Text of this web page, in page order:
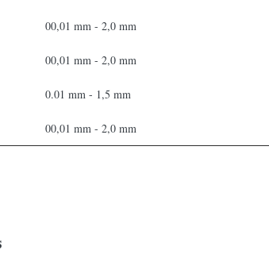
00,01 mm - 2,0 mm
00,01 mm - 2,0 mm
0.01 mm - 1,5 mm
00,01 mm - 2,0 mm